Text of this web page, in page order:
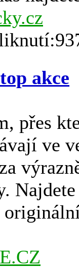
akce
přes
ve